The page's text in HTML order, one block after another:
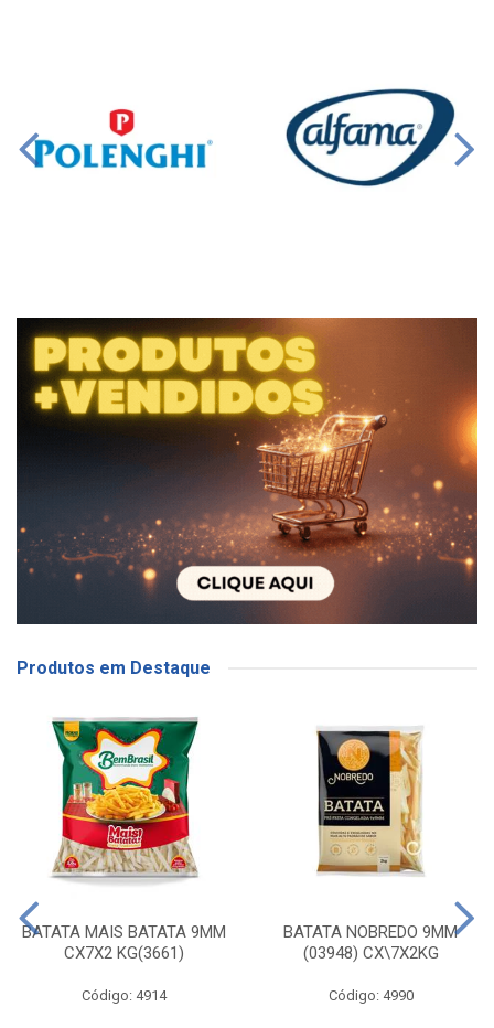
Produtos em Destaque
BATATA MAIS BATATA 9MM
CX7X2 KG(3661)
Código: 4914
BATATA NOBREDO 9MM
(03948) CX\7X2KG
Código: 4990